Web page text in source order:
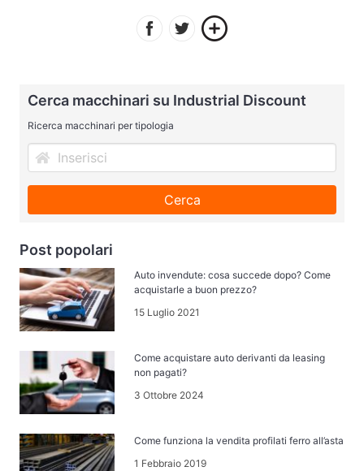
Cerca macchinari su Industrial Discount
Ricerca macchinari per tipologia
Cerca
Post popolari
Auto invendute: cosa succede dopo? Come
acquistarle a buon prezzo?
15 Luglio 2021
Come acquistare auto derivanti da leasing
non pagati?
3 Ottobre 2024
Come funziona la vendita profilati ferro all’asta
1 Febbraio 2019